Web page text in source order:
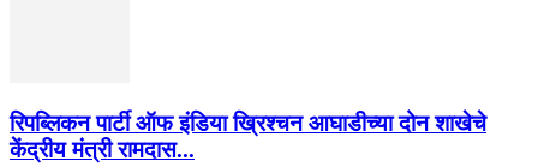
रिपब्लिकन पार्टी ऑफ इंडिया ख्रिश्चन आघाडीच्या दोन शाखेचे
केंद्रीय मंत्री रामदास...